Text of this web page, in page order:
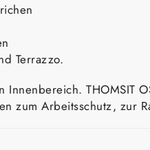
Terrazzo.
Innenbereich. THOMSIT
zum Arbeitsschutz, zur